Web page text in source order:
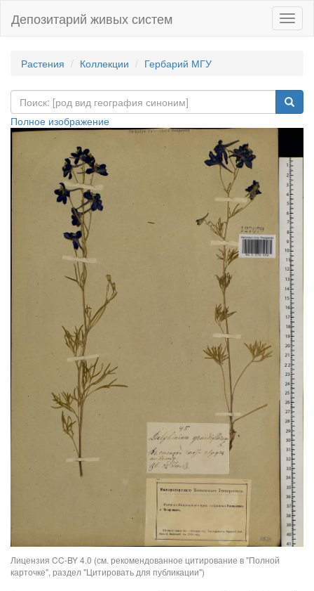
Депозитарий живых систем
Растения Коллекции Гербарий МГУ
Полное изображение
Лицензия CC-BY 4.0 (см. рекомендованное цитирование в "Полной
карточке", раздел "Цитировать для публикации")